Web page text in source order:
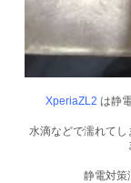
XperiaZL2 は静
水滴などで濡れてし
静電対策